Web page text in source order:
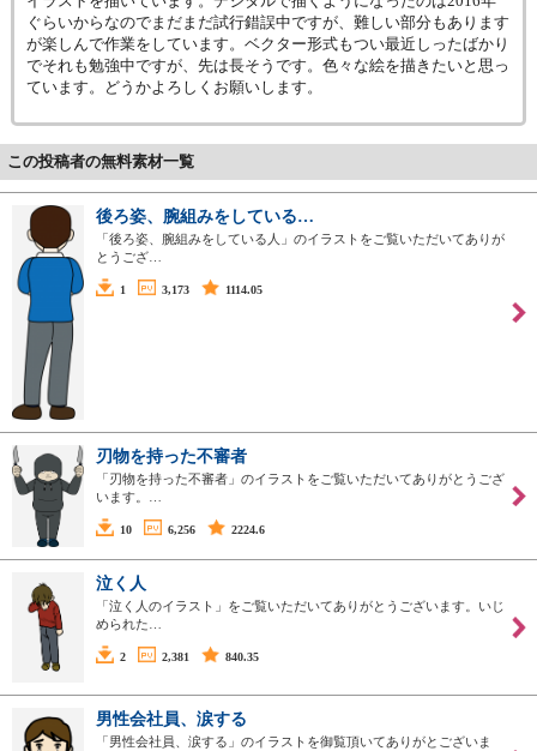
ぐらいからなのでまだまだ試行錯誤中ですが、難しい部分もあります
が楽しんで作業をしています。ベクター形式もつい最近しったばかり
でそれも勉強中ですが、先は長そうです。色々な絵を描きたいと思っ
ています。どうかよろしくお願いします。
この投稿者の無料素材一覧
後ろ姿、腕組みをしている…
「後ろ姿、腕組みをしている人」のイラストをご覧いただいてありが
とうござ…
1 3,173 1114.05
刃物を持った不審者
「刃物を持った不審者」のイラストをご覧いただいてありがとうござ
います。…
10 6,256 2224.6
泣く人
「泣く人のイラスト」をご覧いただいてありがとうございます。いじ
められた…
2 2,381 840.35
男性会社員、涙する
「男性会社員、涙する」のイラストを御覧頂いてありがとございま